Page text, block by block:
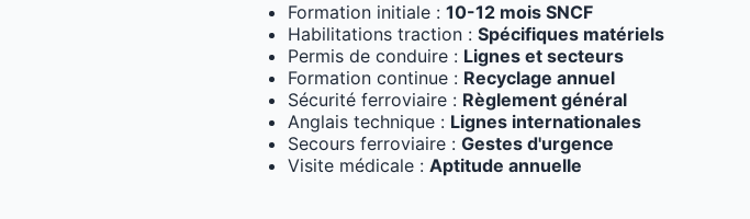
Formation initiale : 10-12 mois SNCF
Habilitations traction : Spécifiques matériels
Permis de conduire : Lignes et secteurs
Formation continue : Recyclage annuel
Sécurité ferroviaire : Règlement général
Anglais technique : Lignes internationales
Secours ferroviaire : Gestes d'urgence
Visite médicale : Aptitude annuelle